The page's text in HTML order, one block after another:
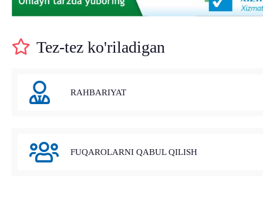
Tez-tez ko'riladigan
RAHBARIYAT
FUQAROLARNI QABUL QILISH